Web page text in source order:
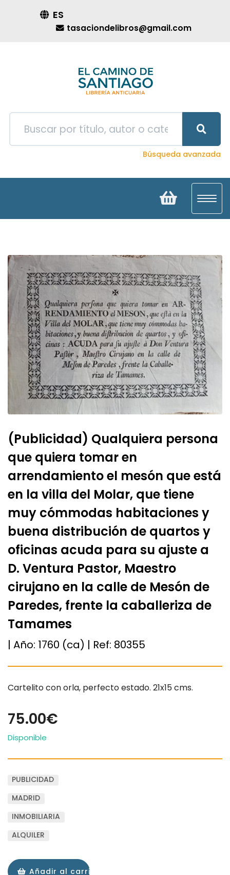
ES
tasaciondelibros@gmail.com
Búsqueda avanzada
(Publicidad) Qualquiera persona
que quiera tomar en
arrendamiento el mesón que está
en la villa del Molar, que tiene
muy cómmodas habitaciones y
buena distribución de quartos y
oficinas acuda para su ajuste a
D. Ventura Pastor, Maestro
cirujano en la calle de Mesón de
Paredes, frente la caballeriza de
Tamames
| Año: 1760 (ca) | Ref: 80355
Cartelito con orla, perfecto estado. 21x15 cms.
75.00€
Disponible
PUBLICIDAD
MADRID
INMOBILIARIA
ALQUILER
Añadir al carrito